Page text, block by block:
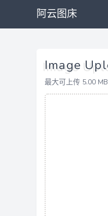
阿云图床
Image
最大可上传 5.00